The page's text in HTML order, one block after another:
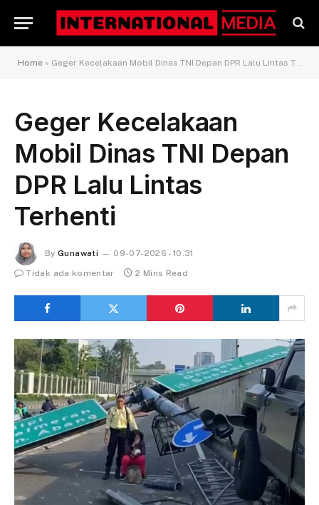
Home » Geger Kecelakaan Mobil Dinas TNI Depan DPR Lalu Lintas Terhenti
Geger Kecelakaan
Mobil Dinas TNI Depan
DPR Lalu Lintas
Terhenti
By Gunawati
09-07-2026 - 10.31
Tidak ada komentar
2 Mins Read